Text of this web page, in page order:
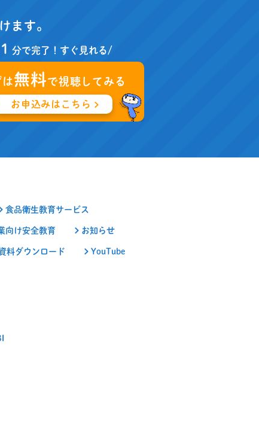
ます。
１分で完了！すぐ見れる/
は無料で視聴してみる
お申込みはこちら
食品衛生教育サービス
向け安全教育 お知らせ
料ダウンロード YouTube